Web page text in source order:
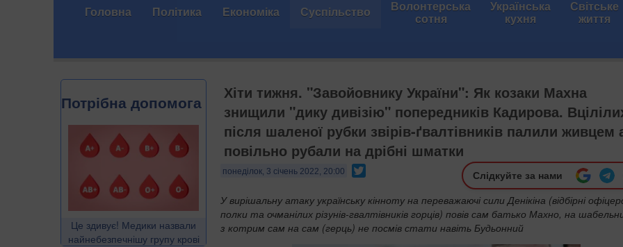
Головна Політика Економіка Суспільство Волонтерська
сотня
Українська
кухня
Світське
життя
Потрібна допомога
Це здивує! Медики назвали
найнебезпечнішу групу крові
Хіти тижня. "Завойовнику України": Як козаки Махна
знищили "дику дивізію" попередників Кадирова.
після шаленої рубки звірів-ґвалтівників палили живцем
повільно рубали на дрібні шматки
понеділок, 3 січень 2022, 20:00 Слідкуйте за нами
У вирішальну атаку українську кінноту на переважаючі сили Денікіна (відбірні
полки та очманілих різунів-гвалтівників горців) повів сам батько Махно, на
з котрим сам на сам (герць) не посмів стати навіть Будьонний